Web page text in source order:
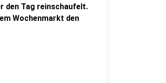
den Tag reinschaufelt.
Wochenmarkt den